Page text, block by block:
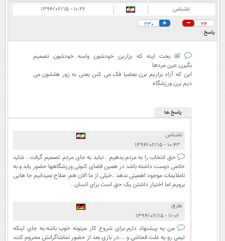
ناشناس
۱۰:۲۶ - ۱۳۹۴/۰۲/۱۵
24
230
پاسخ
آقا بحث اینه که بزارین خودشون واسه خودشون تصمیم
بگیرن.عین مردها
این که آزاد بزاریم برن بعضیا فک می کنن یعنی به زور هلشون می
دیم برن ورزشگاه
پاسخ ها
ناشناس
۱۰:۴۳ - ۱۳۹۴/۰۲/۱۵
حق انتخاب را به مردم بدهیم . نباید به جای مردم تصمیم گرفت . شاید
خانمی دوست داشته باشد در همین فضای کنونی ورزشگاهها حضور یابد و به
ناملایمات موجود اهمیتی ندهد .خیلی از ما الان هم صلاح نمیدانیم جا هایی
برویم اما اختیار داشتن یک حق است برای انسان .
طارق
۱۱:۰۶ - ۱۳۹۴/۰۲/۱۵
من یه پیشنهاد دارم.برای شروع کار میتونه خوب باشه.به جای اینکه
تیمی رو یه علت فحاشی و ...در بازی بعد از حضور تماشاگرانش محروم کنند